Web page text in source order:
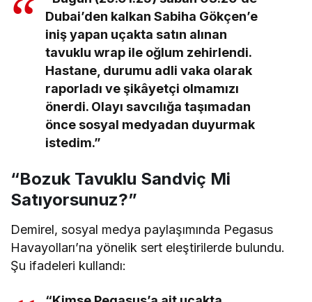
sefer sayılı Pegasus Havayolları uçuşunda
yaşanan olayı şu sözlerle duyurdu:
“Bugün (25.01.25) sabah 03.20’de
Dubai’den kalkan Sabiha Gökçen’e
iniş yapan uçakta satın alınan
tavuklu wrap ile oğlum zehirlendi.
Hastane, durumu adli vaka olarak
önerdi. Olayı savcılığa taşımadan
önce sosyal medyadan duyurmak
istedim.”
“Bozuk Tavuklu Sandviç Mi
Satıyorsunuz?”
Demirel, sosyal medya paylaşımında Pegasus